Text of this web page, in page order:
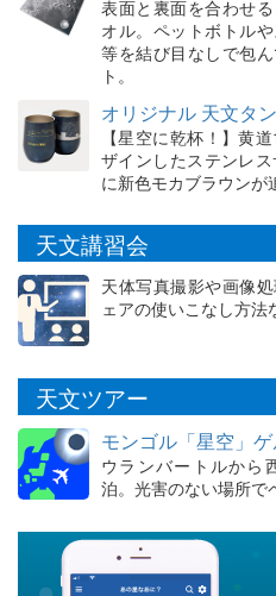
表面と裏面を合わせ
オル。ペットボトル
等を結び目なしで包
ト。
オリジナル 天文タ
【星空に乾杯！】黄
ザインしたステンレ
に新色モカブラウンが
天文講習会
天体写真撮影や画像
ェアの使いこなし方
天文ツアー
モンゴル「星空」
ウランバートルから
泊。光害のない場所で